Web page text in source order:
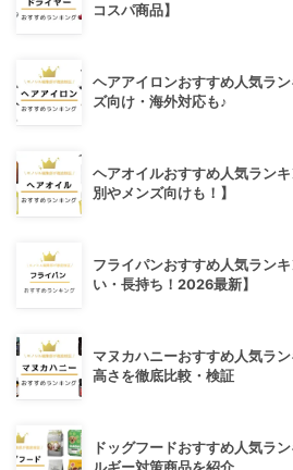
コスパ商品】
ヘアアイロンおすすめ人気ラ
ズ向け・海外対応も♪
ヘアオイルおすすめ人気ラン
別やメンズ向けも！】
フライパンおすすめ人気ラン
い・長持ち！2026最新】
マヌカハニーおすすめ人気ラ
高さを徹底比較・検証
ドッグフードおすすめ人気ラ